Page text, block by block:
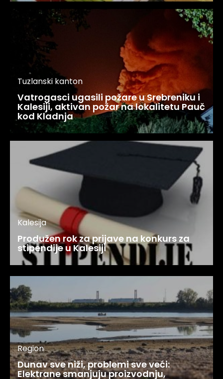
Tuzlanski kanton
Vatrogasci ugasili požare u Srebreniku i
Kalesiji, aktivan požar na lokalitetu Pauč
kod Kladnja
Kalesija
Produžen rok za prijave na konkurs za
stipendije u Kalesiji
Region
Dunav sve niži, problemi sve veći:
Elektrane smanjuju proizvodnju,